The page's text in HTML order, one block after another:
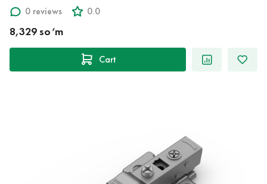
0 reviews
0.0
8,329 so‘m
Cart